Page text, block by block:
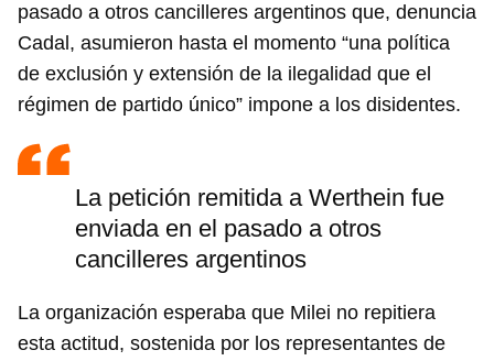
pasado a otros cancilleres argentinos que, denuncia
Cadal, asumieron hasta el momento “una política
de exclusión y extensión de la ilegalidad que el
régimen de partido único” impone a los disidentes.
La petición remitida a Werthein fue
enviada en el pasado a otros
cancilleres argentinos
La organización esperaba que Milei no repitiera
esta actitud, sostenida por los representantes de